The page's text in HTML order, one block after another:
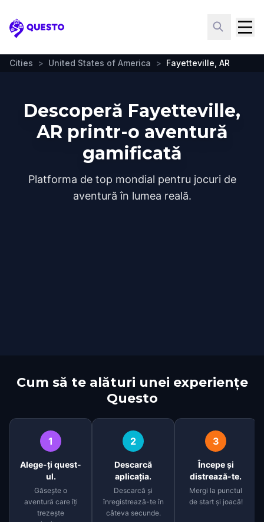
Questo
Cities > United States of America > Fayetteville, AR
Descoperă Fayetteville,
AR printr-o aventură
gamificată
Platforma de top mondial pentru jocuri de
aventură în lumea reală.
Cum să te alături unei experiențe
Questo
1
Alege-ți quest-
ul.
Găsește o
aventură care îți
trezește
2
Descarcă
aplicația.
Descarcă și
înregistrează-te în
câteva secunde.
3
Începe și
distrează-te.
Mergi la punctul
de start și joacă!